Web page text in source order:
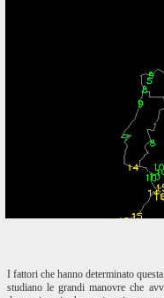
I fattori che hanno determinato
studiano le grandi manovre che